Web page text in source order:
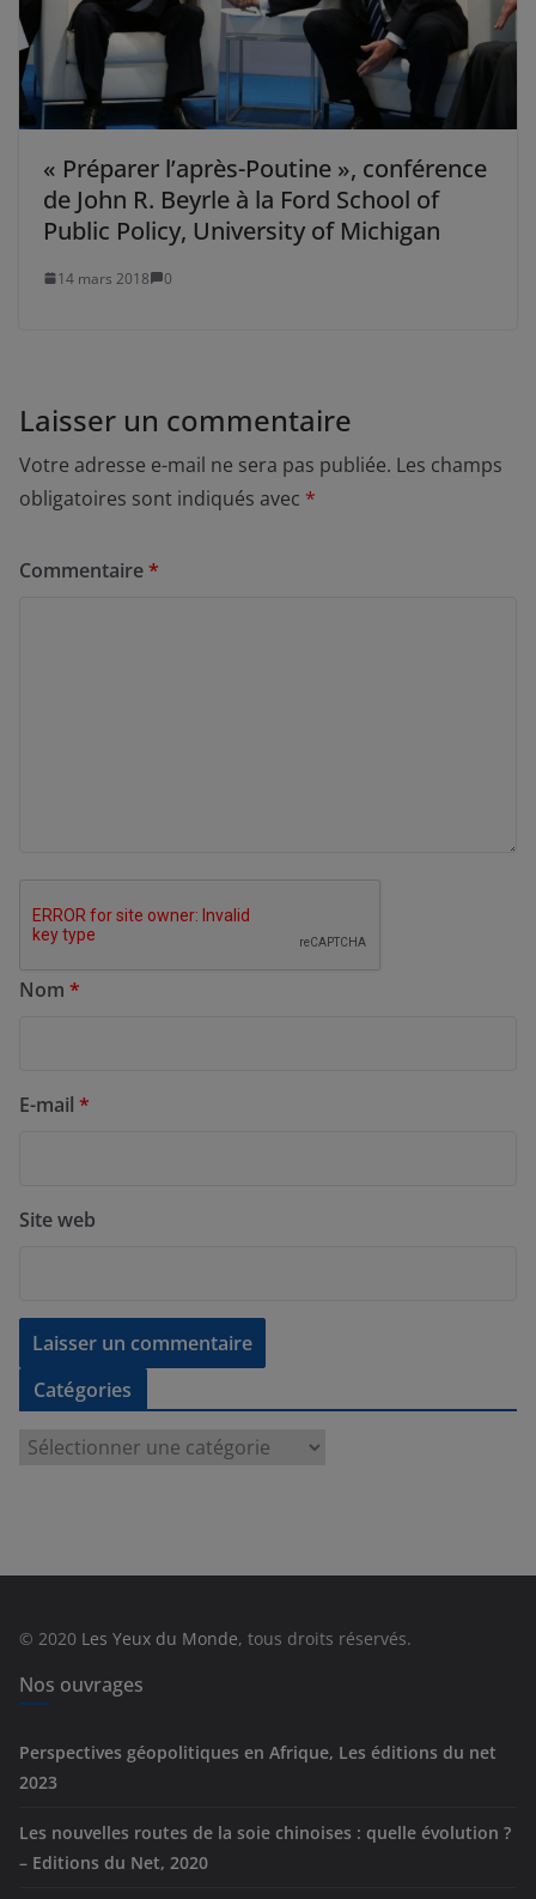
« Préparer l’après-Poutine », conférence
de John R. Beyrle à la Ford School of
Public Policy, University of Michigan
14 mars 2018 0
Laisser un commentaire
Votre adresse e-mail ne sera pas publiée. Les champs
obligatoires sont indiqués avec *
Commentaire*
Nom *
E-mail *
Site web
Catégories
e
s
© 2020 Les Yeux du Monde, tous droits réservés.
Nos ouvrages
Perspectives géopolitiques en Afrique, Les éditions du net
2023
Les nouvelles routes de la soie chinoises : quelle évolution ?
– Editions du Net, 2020